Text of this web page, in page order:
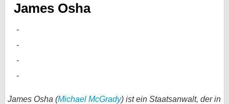
James Osha
James Osha (Michael McGrady) ist ein Staatsanwalt, der in